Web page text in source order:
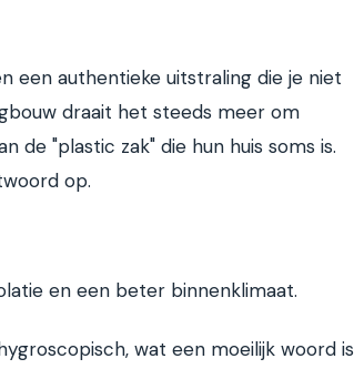
een authentieke uitstraling die je niet
draait het steeds meer om
de "plastic zak" die hun huis soms is.
op.
en een beter binnenklimaat.
wat een moeilijk woord is